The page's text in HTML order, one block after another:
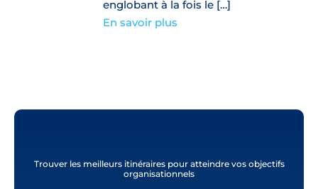
englobant à la fois le […]
En savoir plus
Trouver les meilleurs itinéraires pour atteindre vos objectifs
organisationnels